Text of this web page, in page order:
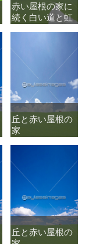
赤い屋根の家に
続く白い道と虹
赤い屋根の家に
続く白い道と虹
丘と赤い屋根の
家
丘と赤い屋根の
家
丘と赤い屋根の
丘と赤い屋根の